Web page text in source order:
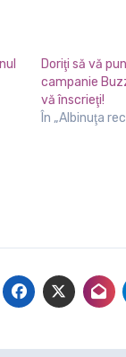
Doriţi să vă
campanie
vă înscrieţi!
În „Albinuţa